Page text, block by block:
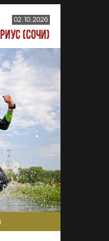
02.10.2026
(СОЧИ)